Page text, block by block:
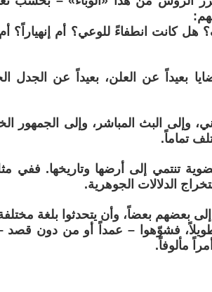
هل كانت انطفاءً للوعي؟ أم إنهياراً؟
بعيداً عن العلن، بعيداً عن الجدل
وإلى البث المباشر، وإلى الجمهور
تماماً.
تنتمي إلى أرضها وتاريخها. ففي
الدلالات الجوهرية.
بعضهم بعضاً، وأن يتحدثوا بلغة
فشوّهوا – عمداً أو من دون قصد –
مألوفاً.